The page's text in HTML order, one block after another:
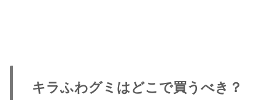
キラふわグミはどこで買うべき？